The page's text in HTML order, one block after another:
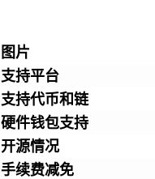
图片
支持平台
支持代币和链
硬件钱包支持
开源情况
手续费减免